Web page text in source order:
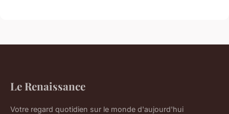
Le Renaissance
Votre regard quotidien sur le monde d'aujourd'hui